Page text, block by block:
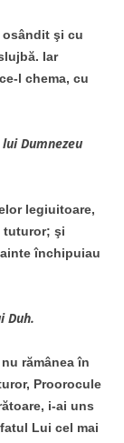
şi cu
Iar
l chema, cu
Dumnezeu
legiuitoare,
tuturor; şi
închipuiau
Duh.
rămânea în
Proorocule
i-ai uns
Lui cel mai